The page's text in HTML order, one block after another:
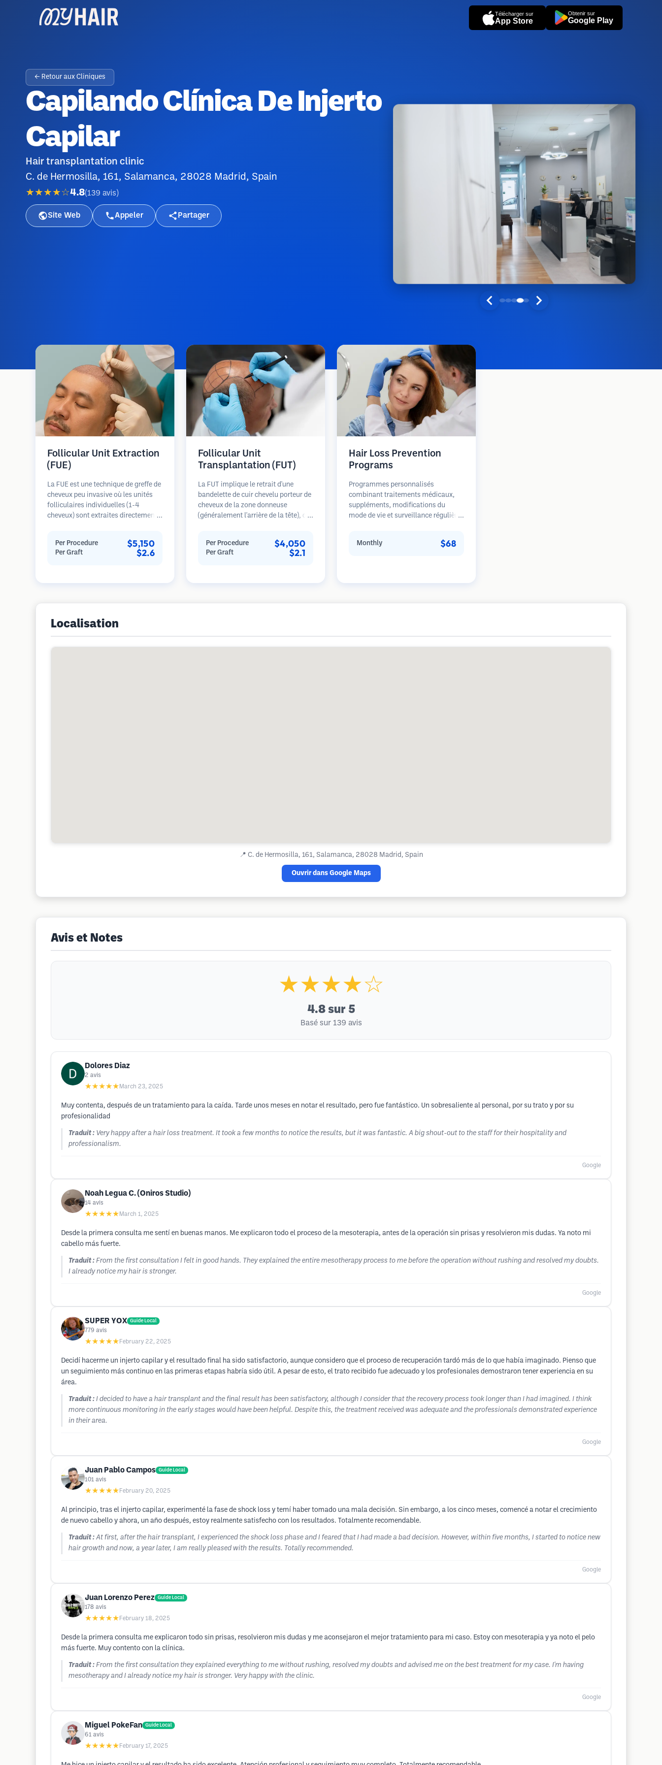
Télécharger sur
App Store
Obtenir sur
Google Play
← Retour aux Cliniques
Capilando Clínica De Injerto
Capilar
Hair transplantation clinic
C. de Hermosilla, 161, Salamanca, 28028 Madrid, Spain
★★★★☆4.8(139 avis )
Site Web Appeler Partager
Follicular Unit Extraction
(FUE)
La FUE est une technique de greffe de
cheveux peu invasive où les unités
folliculaires individuelles (1-4
cheveux) sont extraites directement
follicules sont ensuite implantés
dans les sites receveurs des zones
Per Procedure $5,150
Per Graft $2.6
Follicular Unit
Transplantation (FUT)
La FUT implique le retrait d'une
bandelette de cuir chevelu porteur de
cheveux de la zone donneuse
(généralement l'arrière de la tête), qui
individuelles. Ces unités sont
Per Procedure $4,050
Per Graft $2.1
Hair Loss Prevention
Programs
Programmes personnalisés
combinant traitements médicaux,
suppléments, modifications du
mode de vie et surveillance régulière
sur la prévention plutôt que la
Monthly $68
Localisation
📍 C. de Hermosilla, 161, Salamanca, 28028 Madrid, Spain
Ouvrir dans Google Maps
Avis et Notes
★★★★☆
4.8 sur 5
Basé sur 139 avis
Dolores Diaz
2 avis
★★★★★ March 23, 2025
Muy contenta, después de un tratamiento para la caída. Tarde unos meses en notar el resultado, pero fue fantástico. Un sobresaliente al personal, por su trato y por su
profesionalidad
Traduit : Very happy after a hair loss treatment. It took a few months to notice the results, but it was fantastic. A big shout-out to the staff for their hospitality and
professionalism.
Google
Noah Legua C. (Oniros Studio)
14 avis
★★★★★ March 1, 2025
Desde la primera consulta me sentí en buenas manos. Me explicaron todo el proceso de la mesoterapia, antes de la operación sin prisas y resolvieron mis dudas. Ya noto mi
cabello más fuerte.
Traduit : From the first consultation I felt in good hands. They explained the entire mesotherapy process to me before the operation without rushing and resolved my doubts.
I already notice my hair is stronger.
Google
SUPER YOX Guide Local
779 avis
★★★★★ February 22, 2025
Decidí hacerme un injerto capilar y el resultado final ha sido satisfactorio, aunque considero que el proceso de recuperación tardó más de lo que había imaginado. Pienso que
un seguimiento más continuo en las primeras etapas habría sido útil. A pesar de esto, el trato recibido fue adecuado y los profesionales demostraron tener experiencia en su
área.
Traduit : I decided to have a hair transplant and the final result has been satisfactory, although I consider that the recovery process took longer than I had imagined. I think
more continuous monitoring in the early stages would have been helpful. Despite this, the treatment received was adequate and the professionals demonstrated experience
in their area.
Google
Juan Pablo Campos Guide Local
101 avis
★★★★★ February 20, 2025
Al principio, tras el injerto capilar, experimenté la fase de shock loss y temí haber tomado una mala decisión. Sin embargo, a los cinco meses, comencé a notar el crecimiento
de nuevo cabello y ahora, un año después, estoy realmente satisfecho con los resultados. Totalmente recomendable.
Traduit : At first, after the hair transplant, I experienced the shock loss phase and I feared that I had made a bad decision. However, within five months, I started to notice new
hair growth and now, a year later, I am really pleased with the results. Totally recommended.
Google
Juan Lorenzo Perez Guide Local
178 avis
★★★★★ February 18, 2025
Desde la primera consulta me explicaron todo sin prisas, resolvieron mis dudas y me aconsejaron el mejor tratamiento para mi caso. Estoy con mesoterapia y ya noto el pelo
más fuerte. Muy contento con la clínica.
Traduit : From the first consultation they explained everything to me without rushing, resolved my doubts and advised me on the best treatment for my case. I'm having
mesotherapy and I already notice my hair is stronger. Very happy with the clinic.
Google
Miguel PokeFan Guide Local
61 avis
★★★★★ February 17, 2025